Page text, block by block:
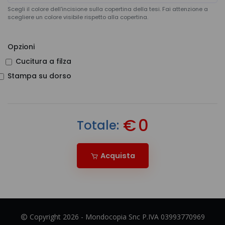
Scegli il colore dell'incisione sulla copertina della tesi. Fai attenzione a
scegliere un colore visibile rispetto alla copertina.
Opzioni
Cucitura a filza
Stampa su dorso
Totale: €0
Acquista
Copyright 2026 - Mondocopia Snc P.IVA 03993770969